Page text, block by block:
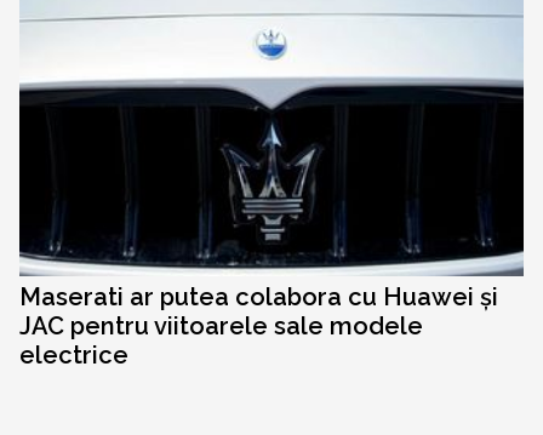
Maserati ar putea colabora cu Huawei și
JAC pentru viitoarele sale modele
electrice